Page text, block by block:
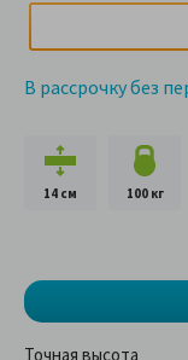
В рассрочку без
14 см 100 кг
Точная высота